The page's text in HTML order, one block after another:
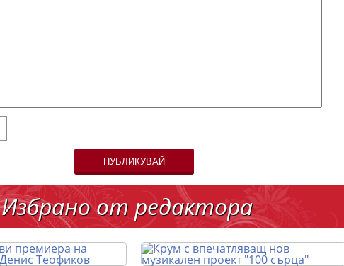
ПУБЛИКУВАЙ
Избрано от редактора